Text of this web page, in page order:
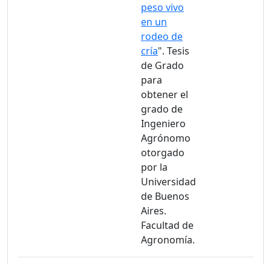
peso vivo
en un
rodeo de
cría". Tesis
de Grado
para
obtener el
grado de
Ingeniero
Agrónomo
otorgado
por la
Universidad
de Buenos
Aires.
Facultad de
Agronomía.